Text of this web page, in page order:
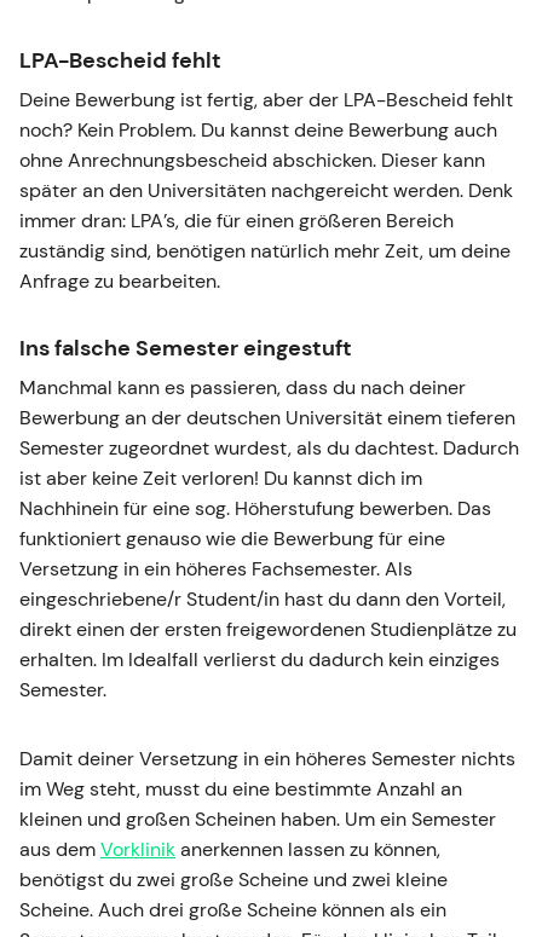
LPA-Bescheid fehlt
Deine Bewerbung ist fertig, aber der LPA-Bescheid fehlt
noch? Kein Problem. Du kannst deine Bewerbung auch
ohne Anrechnungsbescheid abschicken. Dieser kann
später an den Universitäten nachgereicht werden. Denk
immer dran: LPA’s, die für einen größeren Bereich
zuständig sind, benötigen natürlich mehr Zeit, um deine
Anfrage zu bearbeiten.
Ins falsche Semester eingestuft
Manchmal kann es passieren, dass du nach deiner
Bewerbung an der deutschen Universität einem tieferen
Semester zugeordnet wurdest, als du dachtest. Dadurch
ist aber keine Zeit verloren! Du kannst dich im
Nachhinein für eine sog. Höherstufung bewerben. Das
funktioniert genauso wie die Bewerbung für eine
Versetzung in ein höheres Fachsemester. Als
eingeschriebene/r Student/in hast du dann den Vorteil,
direkt einen der ersten freigewordenen Studienplätze zu
erhalten. Im Idealfall verlierst du dadurch kein einziges
Semester.
Damit deiner Versetzung in ein höheres Semester nichts
im Weg steht, musst du eine bestimmte Anzahl an
kleinen und großen Scheinen haben. Um ein Semester
aus demVorklinikanerkennen lassen zu können,
benötigst du zwei große Scheine und zwei kleine
Scheine. Auch drei große Scheine können als ein